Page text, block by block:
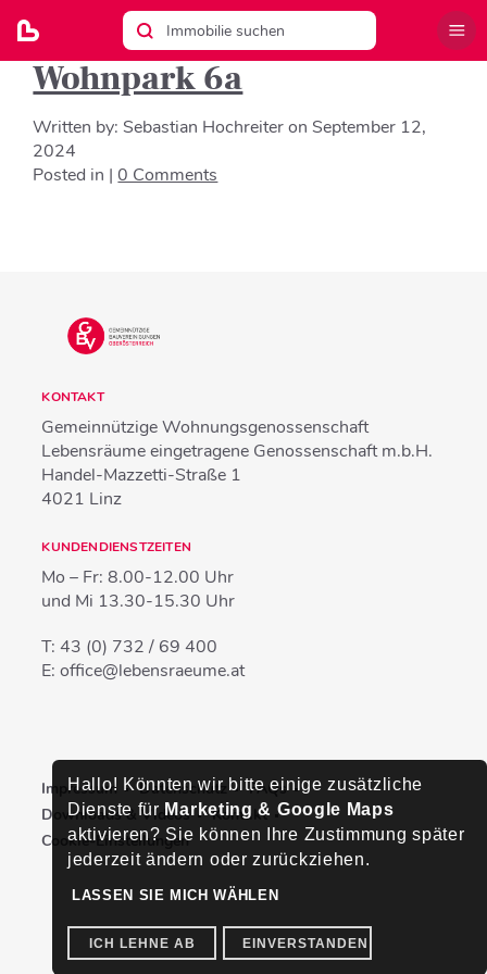
Wohnpark 6a
Written by:Sebastian HochreiteronSeptember 12,
2024
Posted in |0 Comments
KONTAKT
Gemeinnützige Wohnungsgenossenschaft
Lebensräume eingetragene Genossenschaft m.b.H.
Handel-Mazzetti-Straße 1
4021 Linz
KUNDENDIENSTZEITEN
Mo – Fr: 8.00-12.00 Uhr
und Mi 13.30-15.30 Uhr
T:43 (0) 732 / 69 400
E:office@lebensraeume.at
Impressum Datenschutz
FAQs
Downloads & Videos
Kontakt
Cookie-Einstellungen
Hallo! Könnten wir bitte einige zusätzliche
Dienste für Marketing & Google Maps
aktivieren? Sie können Ihre Zustimmung später
jederzeit ändern oder zurückziehen.
LASSEN SIE MICH WÄHLEN
ICH LEHNE AB EINVERSTANDEN